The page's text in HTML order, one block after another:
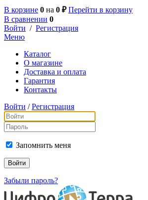
В корзине 0 на 0 ₽ Перейти в корзину
В сравнении 0
Войти / Регистрация
Меню
Каталог
О магазине
Доставка и оплата
Гарантия
Контакты
Войти / Регистрация
Запомнить меня
Забыли пароль?